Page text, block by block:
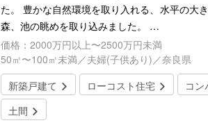
た。 豊かな自然環境を取り入れる、水平の大
森、池の眺めを取り込みました。 …
価格：2000万円以上〜2500万円未満
50㎡〜100㎡未満／夫婦(子供あり)／奈良県
新築戸建て
ローコスト住宅
コ
土間